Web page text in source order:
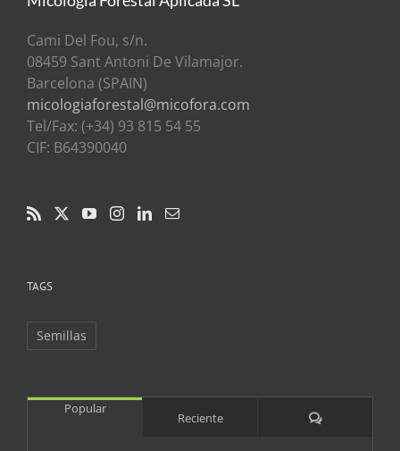
Cami Del Fou, s/n.
08459 Sant Antoni De Vilamajor.
Barcelona (SPAIN)
micologiaforestal@micofora.com
Tel/Fax: (+34) 93 815 54 55
CIF: B64390040
TAGS
Semillas
Popular
Reciente Comentarios